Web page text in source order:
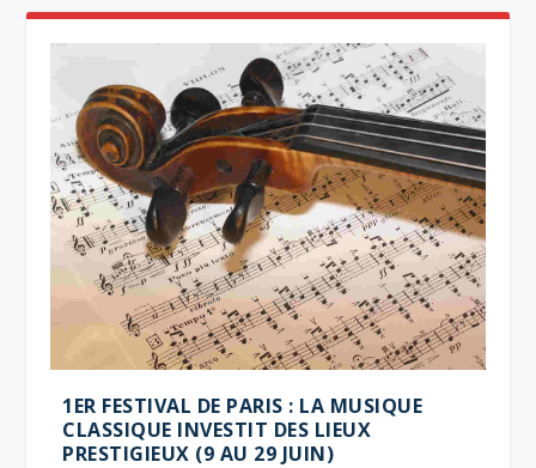
1ER FESTIVAL DE PARIS : LA MUSIQUE
CLASSIQUE INVESTIT DES LIEUX
PRESTIGIEUX (9 AU 29 JUIN)